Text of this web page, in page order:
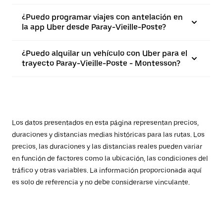
¿Puedo programar viajes con antelación en
la app Uber desde Paray-Vieille-Poste?
¿Puedo alquilar un vehículo con Uber para el
trayecto Paray-Vieille-Poste - Montesson?
Los datos presentados en esta página representan precios,
duraciones y distancias medias históricas para las rutas. Los
precios, las duraciones y las distancias reales pueden variar
en función de factores como la ubicación, las condiciones del
tráfico y otras variables. La información proporcionada aquí
es solo de referencia y no debe considerarse vinculante.